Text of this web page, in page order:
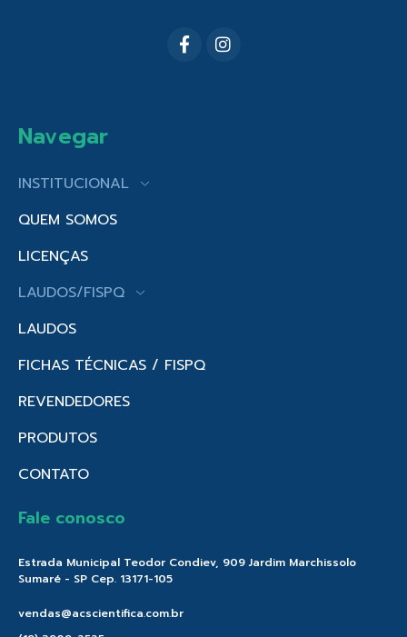
Navegar
INSTITUCIONAL
QUEM SOMOS
LICENÇAS
LAUDOS/FISPQ
LAUDOS
FICHAS TÉCNICAS / FISPQ
REVENDEDORES
PRODUTOS
CONTATO
Fale conosco
Estrada Municipal Teodor Condiev, 909 Jardim Marchissolo
Sumaré - SP Cep. 13171-105
vendas@acscientifica.com.br